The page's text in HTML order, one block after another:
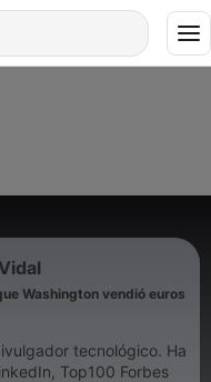
Washington vendió euros
tecnológico. Ha
Top100 Forbes